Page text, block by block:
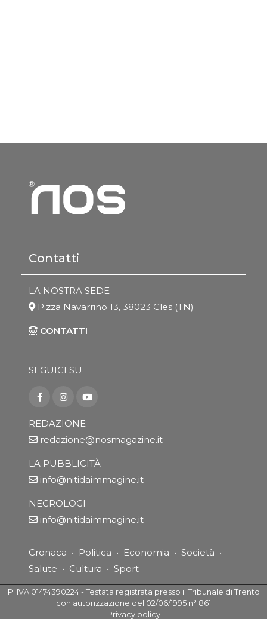
Contatti
LA NOSTRA SEDE
P.zza Navarrino 13, 38023 Cles (TN)
CONTATTI
SEGUICI SU
REDAZIONE
redazione@nosmagazine.it
LA PUBBLICITÀ
info@nitidaimmagine.it
NECROLOGI
info@nitidaimmagine.it
Cronaca • Politica • Economia • Società •
Salute • Cultura • Sport
P. IVA 01474390224 - Testata registrata presso il Tribunale di Trento
con autorizzazione del 02/06/1995 n° 861
Privacy policy